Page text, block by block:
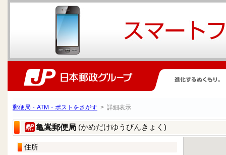
郵便局・ATM・ポストをさがす > 詳細表示
亀嵩郵便局 (かめだけゆうびんきょく)
住所